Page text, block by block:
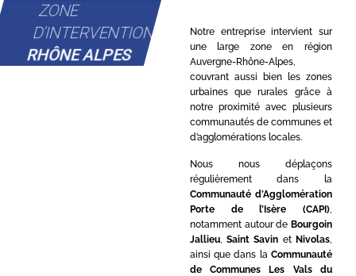
ZONE
D'INTERVENTION
RHÔNE ALPES
Notre entreprise intervient sur
une large zone en région
Auvergne-Rhône-Alpes,
couvrant aussi bien les zones
urbaines que rurales grâce à
notre proximité avec plusieurs
communautés de communes et
d’agglomérations locales.
Nous nous déplaçons
régulièrement dans la
Communauté d’Agglomération
Porte de l’Isère (CAPI)
notamment autour de Bourgoin
Jallieu,Saint Savin et Nivolas
ainsi que dans la Communauté
de Communes Les Vals du